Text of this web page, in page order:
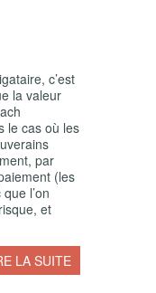
c’est
la valeur
le cas où les
par
(les
l’on
et
LA SUITE